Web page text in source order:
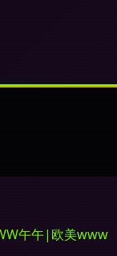
午午|欧美www